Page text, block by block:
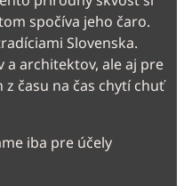
spočíva jeho čaro.
Slovenska.
a architektov, ale aj pre
času na čas chytí chuť
iba pre účely